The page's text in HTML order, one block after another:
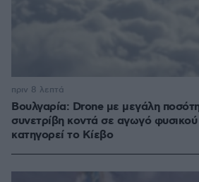
Βουλγαρία: Drone με μεγάλη
συνετρίβη κοντά σε αγωγό
κατηγορεί το Κίεβο
πριν 8 λεπτά